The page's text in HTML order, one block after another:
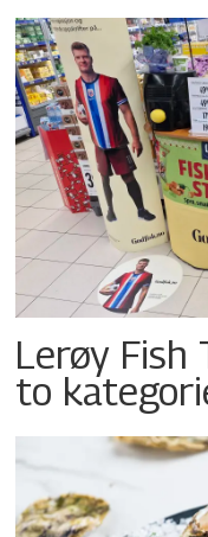
Lerøy Fish
to